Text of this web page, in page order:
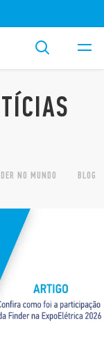
NO MUNDO BLOG